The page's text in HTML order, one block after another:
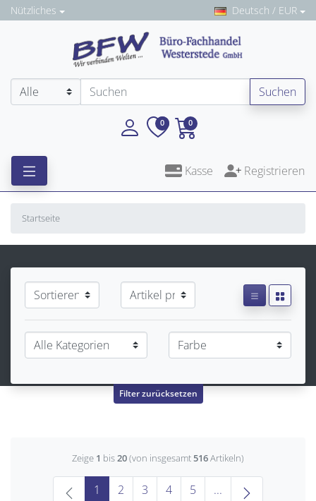
Nützliches Deutsch / EUR
Suchen
0 0
Kasse Registrieren
Startseite
Filter zurücksetzen
Zeige 1 bis20(von insgesamt516Artikeln)
1 (current)
2 3 4 5 ...